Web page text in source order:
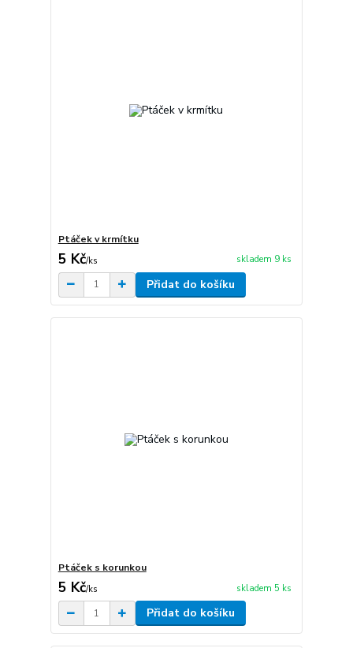
Ptáček v krmítku
5 Kč/ks skladem 9 ks
Přidat do košíku
Ptáček s korunkou
5 Kč/ks skladem 5 ks
Přidat do košíku